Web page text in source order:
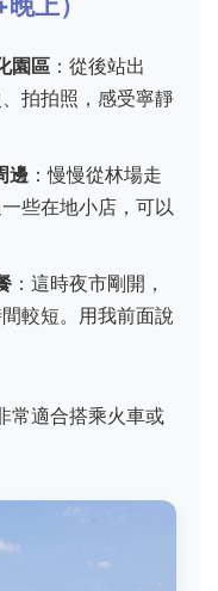
園區 ：從後站出
拍拍照，感受寧靜
邊 ：慢慢從林場走
些在地小店，可以
：這時夜市剛開，
較短。用我前面說
常適合搭乘火車或